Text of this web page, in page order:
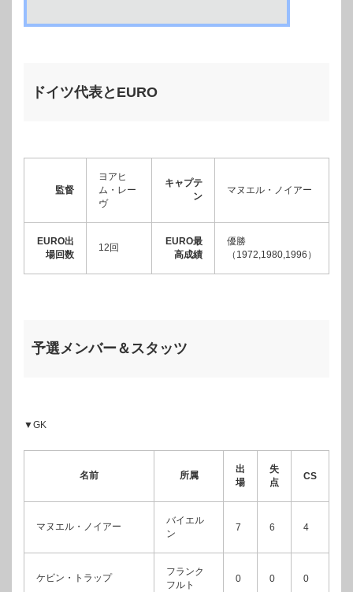
ドイツ代表とEURO
監督
ヨアヒ
ム・レー
ヴ
キャプテ
ン
マヌエル・ノイアー
EURO出
場回数
12回
EURO最
高成績
優勝
（1972,1980,1996）
予選メンバー＆スタッツ
▼GK
名前 所属
出
場
失
点
CS
マヌエル・ノイアー
バイエル
ン
7 6 4
ケビン・トラップ
フランク
フルト
0 0 0